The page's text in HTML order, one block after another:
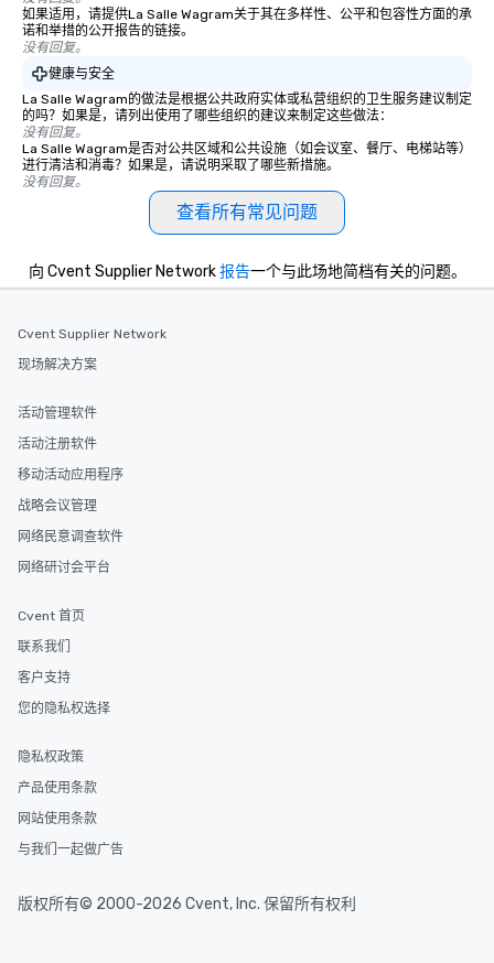
如果适用，请提供La Salle Wagram关于其在多样性、公平和包容性方面的承
诺和举措的公开报告的链接。
没有回复。
健康与安全
La Salle Wagram的做法是根据公共政府实体或私营组织的卫生服务建议制定
的吗？如果是，请列出使用了哪些组织的建议来制定这些做法：
没有回复。
La Salle Wagram是否对公共区域和公共设施（如会议室、餐厅、电梯站等）
进行清洁和消毒？如果是，请说明采取了哪些新措施。
没有回复。
查看所有常见问题
向 Cvent Supplier Network报告一个与此场地简档有关的问题。
Cvent Supplier Network
现场解决方案
活动管理软件
活动注册软件
移动活动应用程序
战略会议管理
网络民意调查软件
网络研讨会平台
Cvent 首页
联系我们
客户支持
您的隐私权选择
隐私权政策
产品使用条款
网站使用条款
与我们一起做广告
版权所有© 2000-2026 Cvent, Inc. 保留所有权利